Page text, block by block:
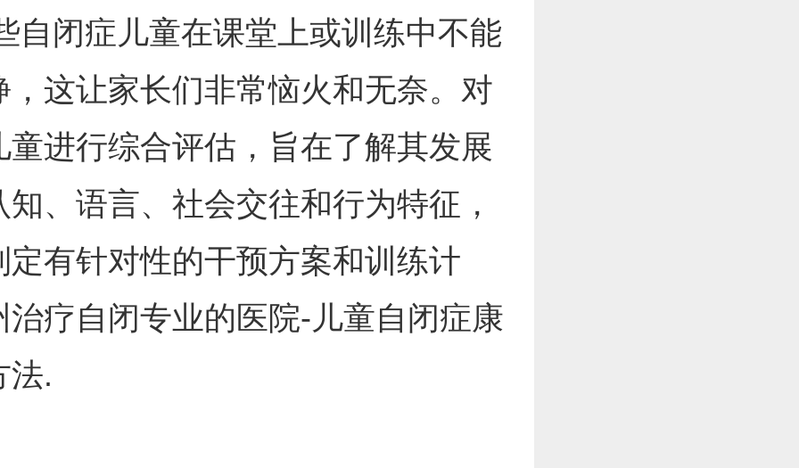
症儿童在课堂上或训练中不能
，这让家长们非常恼火和无奈。对
童进行综合评估，旨在了解其发展
、语言、社会交往和行为特征，
定有针对性的干预方案和训练计
治疗自闭专业的医院-儿童自闭症康
法.